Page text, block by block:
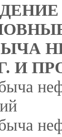
И